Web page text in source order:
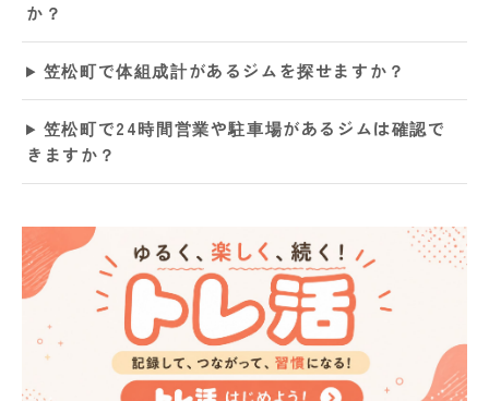
か？
笠松町で体組成計があるジムを探せますか？
笠松町で24時間営業や駐車場があるジムは確認で
きますか？